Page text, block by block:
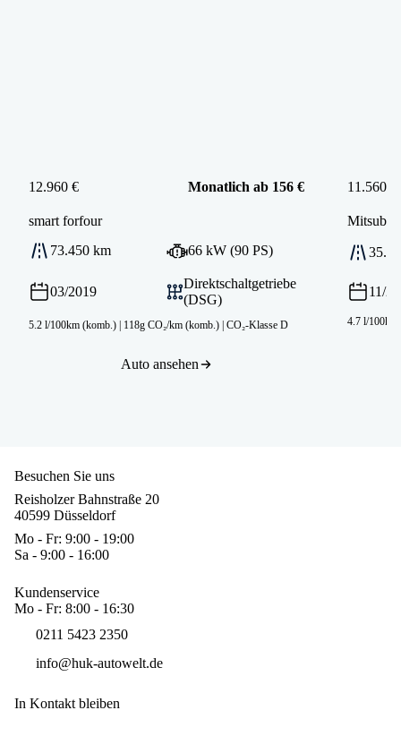
12.960 € Monatlich ab 156 €
smart forfour
73.450 km
66 kW (90 PS)
03/2019
Direktschaltgetriebe
(DSG)
5.2 l/100km (komb.) | 118g CO₂/km (komb.) | CO₂-Klasse D
Auto ansehen
11.560 €
11/
4.7 l/
Besuchen Sie uns
Reisholzer Bahnstraße 20
40599 Düsseldorf
Mo - Fr: 9:00 - 19:00
Sa - 9:00 - 16:00
Kundenservice
Mo - Fr: 8:00 - 16:30
0211 5423 2350
info@huk-autowelt.de
In Kontakt bleiben